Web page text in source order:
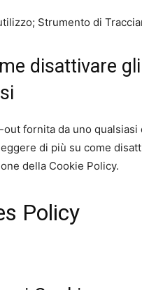
Strumento di
disattivare
fornita da uno
di più su come
della Cookie Policy.
Policy